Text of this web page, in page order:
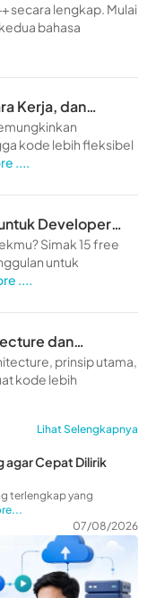
secara lengkap. Mulai
bahasa
Kerja, dan
kode lebih fleksibel
....
Developer
Simak 15 free
untuk
....
dan
prinsip utama,
kode lebih
Lihat Selengkapnya
agar Cepat Dilirik
terlengkap yang
07/08/2026